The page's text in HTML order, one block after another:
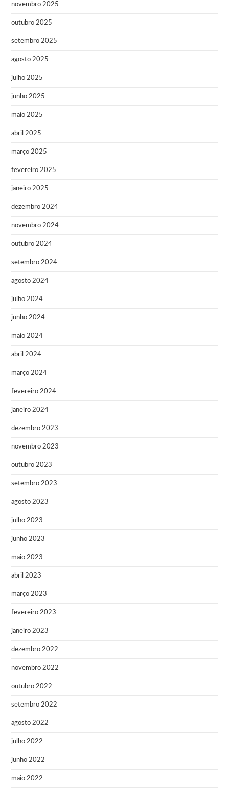
novembro 2025
outubro 2025
setembro 2025
agosto 2025
julho 2025
junho 2025
maio 2025
abril 2025
março 2025
fevereiro 2025
janeiro 2025
dezembro 2024
novembro 2024
outubro 2024
setembro 2024
agosto 2024
julho 2024
junho 2024
maio 2024
abril 2024
março 2024
fevereiro 2024
janeiro 2024
dezembro 2023
novembro 2023
outubro 2023
setembro 2023
agosto 2023
julho 2023
junho 2023
maio 2023
abril 2023
março 2023
fevereiro 2023
janeiro 2023
dezembro 2022
novembro 2022
outubro 2022
setembro 2022
agosto 2022
julho 2022
junho 2022
maio 2022